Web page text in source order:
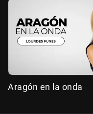
Aragón en la onda